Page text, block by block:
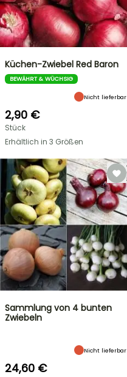
Küchen-Zwiebel Red Baron
BEWÄHRT & WÜCHSIG
Nicht lieferbar
2,90 €
Stück
Erhältlich in 3 Größen
Sammlung von 4 bunten
Zwiebeln
Nicht lieferbar
24,60 €